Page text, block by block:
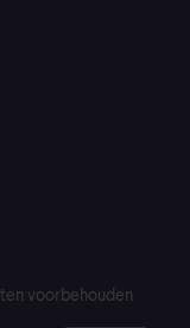
voorbehouden